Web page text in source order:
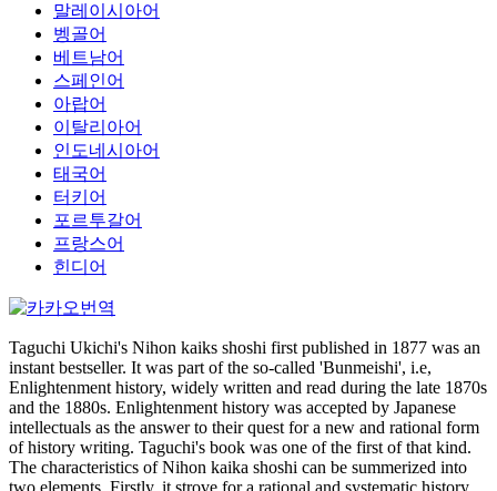
말레이시아어
벵골어
베트남어
스페인어
아랍어
이탈리아어
인도네시아어
태국어
터키어
포르투갈어
프랑스어
힌디어
Taguchi Ukichi's Nihon kaiks shoshi first published in 1877 was an
instant bestseller. It was part of the so-called 'Bunmeishi', i.e,
Enlightenment history, widely written and read during the late 1870s
and the 1880s. Enlightenment history was accepted by Japanese
intellectuals as the answer to their quest for a new and rational form
of history writing. Taguchi's book was one of the first of that kind.
The characteristics of Nihon kaika shoshi can be summerized into
two elements. Firstly, it strove for a rational and systematic history,